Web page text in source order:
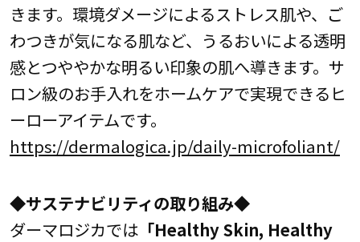
きます。環境ダメージによるストレス肌や、ご
わつきが気になる肌など、うるおいによる透明
感とつややかな明るい印象の肌へ導きます。サ
ロン級のお手入れをホームケアで実現できるヒ
ーローアイテムです。
https://dermalogica.jp/daily-microfoliant/
◆サステナビリティの取り組み◆
ダーマロジカでは「Healthy Skin, Healthy